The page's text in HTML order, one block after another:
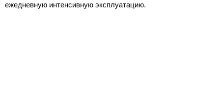
ежедневную интенсивную эксплуатацию.